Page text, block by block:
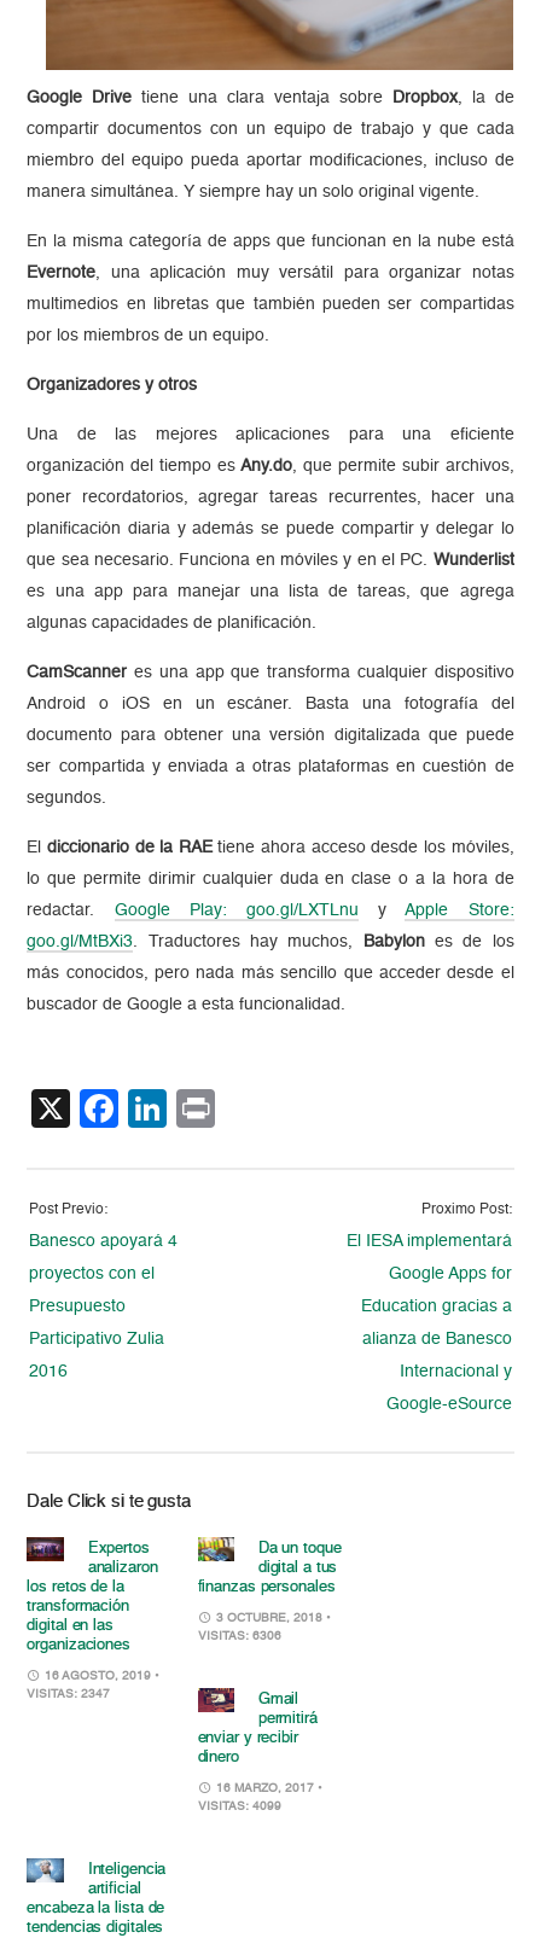
Google Drive tiene una clara ventaja sobre Dropbox, la de
compartir documentos con un equipo de trabajo y que cada
miembro del equipo pueda aportar modificaciones, incluso de
manera simultánea. Y siempre hay un solo original vigente.
En la misma categoría de apps que funcionan en la nube está
Evernote, una aplicación muy versátil para organizar notas
multimedios en libretas que también pueden ser compartidas
por los miembros de un equipo.
Organizadores y otros
Una de las mejores aplicaciones para una eficiente
organización del tiempo esAny.do, que permite subir archivos,
poner recordatorios, agregar tareas recurrentes, hacer una
planificación diaria y además se puede compartir y delegar lo
que sea necesario. Funciona en móviles y en el PC. Wunderlist
es una app para manejar una lista de tareas, que agrega
algunas capacidades de planificación.
CamScanner es una app que transforma cualquier dispositivo
Android o iOS en un escáner. Basta una fotografía del
documento para obtener una versión digitalizada que puede
ser compartida y enviada a otras plataformas en cuestión de
segundos.
Eldiccionario de la RAEtiene ahora acceso desde los móviles,
lo que permite dirimir cualquier duda en clase o a la hora de
redactar. Google Play: goo.gl/LXTLnu yApple Store:
goo.gl/MtBXi3. Traductores hay muchos, Babylones de los
más conocidos, pero nada más sencillo que acceder desde el
buscador de Google a esta funcionalidad.
X Facebook
LinkedIn
Post Previo:
Banesco apoyará 4
proyectos con el
Presupuesto
Participativo Zulia
2016
Proximo Post:
El IESA implementará
Google Apps for
Education gracias a
alianza de Banesco
Internacional y
Google-eSource
Dale Click si te gusta
Expertos
analizaron
los retos de la
transformación
digital en las
organizaciones
16 AGOSTO, 2019 •
VISITAS: 2347
Da un toque
digital a tus
finanzas personales
3 OCTUBRE, 2018 •
VISITAS: 6306
Gmail
permitirá
enviar y recibir
dinero
16 MARZO, 2017 •
VISITAS: 4099
Inteligencia
artificial
encabeza la lista de
tendencias digitales